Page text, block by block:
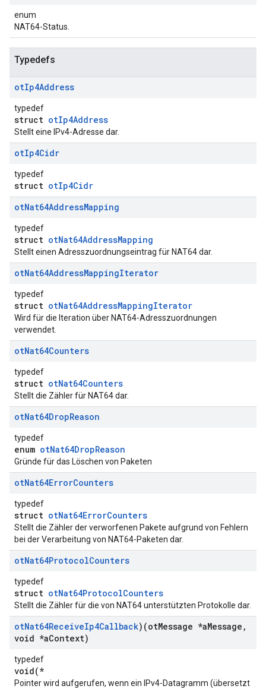
enum
NAT64-Status.
Typedefs
otIp4Address
typedef
struct otIp4Address
Stellt eine IPv4-Adresse dar.
otIp4Cidr
typedef
struct otIp4Cidr
otNat64AddressMapping
typedef
struct otNat64AddressMapping
Stellt einen Adresszuordnungseintrag für NAT64 dar.
otNat64AddressMappingIterator
typedef
struct otNat64AddressMappingIterator
Wird für die Iteration über NAT64-Adresszuordnungen
verwendet.
otNat64Counters
typedef
struct otNat64Counters
Stellt die Zähler für NAT64 dar.
otNat64DropReason
typedef
enum otNat64DropReason
Gründe für das Löschen von Paketen
otNat64ErrorCounters
typedef
struct otNat64ErrorCounters
Stellt die Zähler der verworfenen Pakete aufgrund von Fehlern
bei der Verarbeitung von NAT64-Paketen dar.
otNat64ProtocolCounters
typedef
struct otNat64ProtocolCounters
Stellt die Zähler für die von NAT64 unterstützten Protokolle dar.
otNat64ReceiveIp4Callback)(otMessage *aMessage ,
void *aContext)
typedef
void(*
Pointer wird aufgerufen, wenn ein IPv4-Datagramm (übersetzt